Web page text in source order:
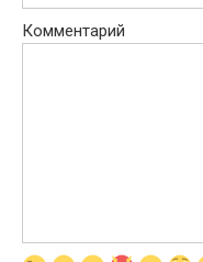
Комментарий